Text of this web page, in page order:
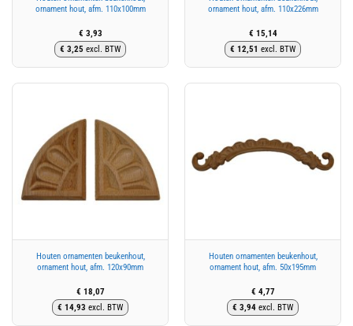
ornament hout, afm. 110x100mm
€ 3,93
€ 3,25 excl. BTW
ornament hout, afm. 110x226mm
€ 15,14
€ 12,51 excl. BTW
Houten ornamenten beukenhout,
ornament hout, afm. 120x90mm
€ 18,07
€ 14,93 excl. BTW
Houten ornamenten beukenhout,
ornament hout, afm. 50x195mm
€ 4,77
€ 3,94 excl. BTW